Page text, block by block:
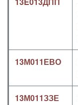
13М011ЕВО
13М011ЗЗЕ